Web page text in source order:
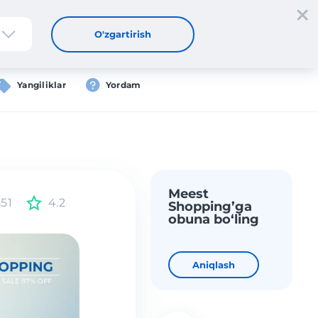
oʻtish Kirish UZ
Yangiliklar Yordam
O'zgartirish
4.2
Meest
Shopping’ga
obuna bo‘ling
Aniqlash